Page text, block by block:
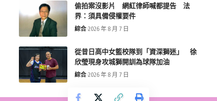
偷拍案沒影片 網紅律師喊都提告 法
界：須具備侵權要件
綜合 2026 年 8 月 7 日
從昔日高中女籃校隊到「資深獅迷」 徐
欣瑩現身攻城獅開訓為球隊加油
綜合 2026 年 8 月 7 日